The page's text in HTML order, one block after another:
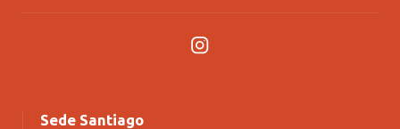
Instagram
Sede Santiago